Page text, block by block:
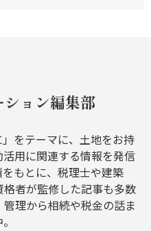
ョン編集部
」をテーマに、土地をお持
用に関連する情報を発信
もとに、税理士や建築
者が監修した記事も多数
理から相続や税金の話ま